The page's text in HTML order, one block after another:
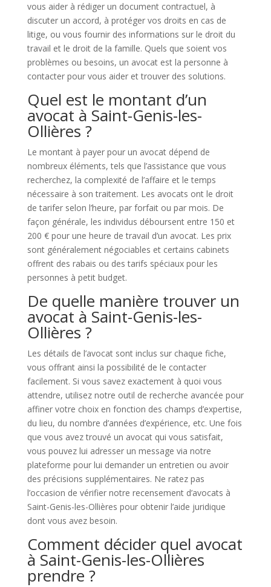
vous aider à rédiger un document contractuel, à
discuter un accord, à protéger vos droits en cas de
litige, ou vous fournir des informations sur le droit du
travail et le droit de la famille. Quels que soient vos
problèmes ou besoins, un avocat est la personne à
contacter pour vous aider et trouver des solutions.
Quel est le montant d’un
avocat à Saint-Genis-les-
Ollières ?
Le montant à payer pour un avocat dépend de
nombreux éléments, tels que l’assistance que vous
recherchez, la complexité de l’affaire et le temps
nécessaire à son traitement. Les avocats ont le droit
de tarifer selon l’heure, par forfait ou par mois. De
façon générale, les individus déboursent entre 150 et
200 € pour une heure de travail d’un avocat. Les prix
sont généralement négociables et certains cabinets
offrent des rabais ou des tarifs spéciaux pour les
personnes à petit budget.
De quelle manière trouver un
avocat à Saint-Genis-les-
Ollières ?
Les détails de l’avocat sont inclus sur chaque fiche,
vous offrant ainsi la possibilité de le contacter
facilement. Si vous savez exactement à quoi vous
attendre, utilisez notre outil de recherche avancée pour
affiner votre choix en fonction des champs d’expertise,
du lieu, du nombre d’années d’expérience, etc. Une fois
que vous avez trouvé un avocat qui vous satisfait,
vous pouvez lui adresser un message via notre
plateforme pour lui demander un entretien ou avoir
des précisions supplémentaires. Ne ratez pas
l’occasion de vérifier notre recensement d’avocats à
Saint-Genis-les-Ollières pour obtenir l’aide juridique
dont vous avez besoin.
Comment décider quel avocat
à Saint-Genis-les-Ollières
prendre ?